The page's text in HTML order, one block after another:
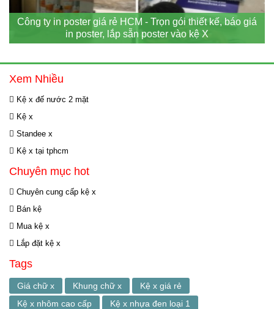
Công ty in poster giá rẻ HCM - Trọn gói thiết kế, báo giá
in poster, lắp sẵn poster vào kệ X
Xem Nhiều
Kệ x đế nước 2 mặt
Kệ x
Standee x
Kệ x tại tphcm
Chuyên mục hot
Chuyên cung cấp kệ x
Bán kệ
Mua kệ x
Lắp đặt kệ x
Tags
Giá chữ x Khung chữ x
Kệ x giá rẻ
Kệ x nhôm cao cấp
Kệ x nhựa đen loại 1